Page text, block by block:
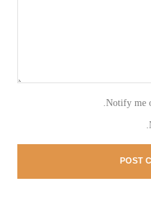
Notify me